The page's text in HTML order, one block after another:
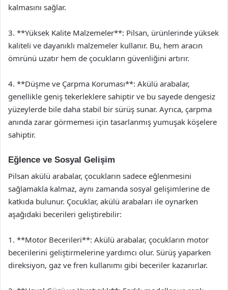
kalmasını sağlar.
3. **Yüksek Kalite Malzemeler**: Pilsan, ürünlerinde yüksek
kaliteli ve dayanıklı malzemeler kullanır. Bu, hem aracın
ömrünü uzatır hem de çocukların güvenliğini artırır.
4. **Düşme ve Çarpma Koruması**: Akülü arabalar,
genellikle geniş tekerleklere sahiptir ve bu sayede dengesiz
yüzeylerde bile daha stabil bir sürüş sunar. Ayrıca, çarpma
anında zarar görmemesi için tasarlanmış yumuşak köşelere
sahiptir.
Eğlence ve Sosyal Gelişim
Pilsan akülü arabalar, çocukların sadece eğlenmesini
sağlamakla kalmaz, aynı zamanda sosyal gelişimlerine de
katkıda bulunur. Çocuklar, akülü arabaları ile oynarken
aşağıdaki becerileri geliştirebilir:
1. **Motor Becerileri**: Akülü arabalar, çocukların motor
becerilerini geliştirmelerine yardımcı olur. Sürüş yaparken
direksiyon, gaz ve fren kullanımı gibi beceriler kazanırlar.